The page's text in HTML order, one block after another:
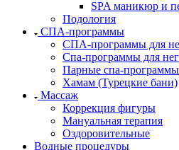
SPA маникюр и
Подология
СПА-программы
СПА-программы для
Спа-программы для
Парные спа-программы
Хамам (Турецкие бани)
Массаж
Коррекция фигуры
Мануальная терапия
Оздоровительные
Водные процедуры